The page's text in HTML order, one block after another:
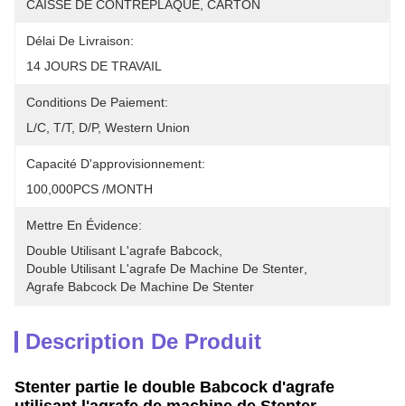
CAISSE DE CONTREPLAQUÉ, CARTON
Délai De Livraison:
14 JOURS DE TRAVAIL
Conditions De Paiement:
L/C, T/T, D/P, Western Union
Capacité D'approvisionnement:
100,000PCS /MONTH
Mettre En Évidence:
Double Utilisant L'agrafe Babcock
Double Utilisant L'agrafe De Machine De Stenter
Agrafe Babcock De Machine De Stenter
Description De Produit
Stenter partie le double Babcock d'agrafe